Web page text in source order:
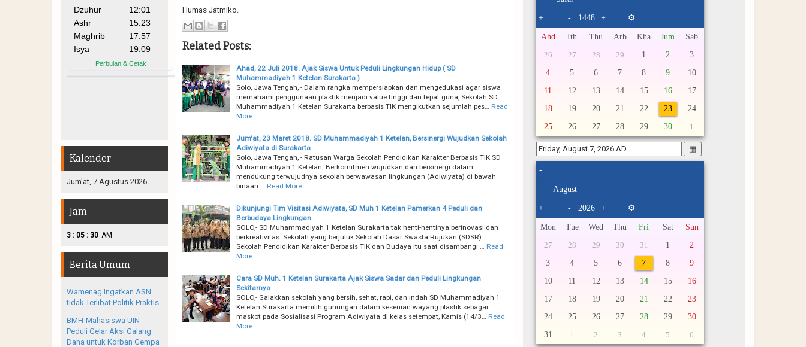
Humas Jatmiko.
Related Posts:
Ahad, 22 Juli 2018. Ajak Siswa Untuk Peduli Lingkungan Hidup ( SD
Muhammadiyah 1 Ketelan Surakarta )
Solo, Jawa Tengah, - Dalam rangka mempersiapkan dan mengedukasi agar siswa
memahami penggunaan plastik menjadi value tinggi dan tepat guna, Sekolah SD
Muhammadiyah 1 Ketelan Surakarta berbasis TIK mengikutkan sejumlah pes…
Read
More
Jum'at, 23 Maret 2018. SD Muhammadiyah 1 Ketelan, Bersinergi Wujudkan Sekolah
Adiwiyata di Surakarta
Solo, Jawa Tengah, - Ratusan Warga Sekolah Pendidikan Karakter Berbasis TIK SD
Muhammadiyah 1 Ketelan. Berkomitmen wujudkan dan bersinergi dalam
mendukung terwujudnya sekolah berwawasan lingkungan (Adiwiyata) di bawah
binaan …
Read More
Dikunjungi Tim Visitasi Adiwiyata, SD Muh 1 Ketelan Pamerkan 4 Peduli dan
Berbudaya Lingkungan
SOLO,- SD Muhammadiyah 1 Ketelan Surakarta tak henti-hentinya berinovasi dan
berkreativitas. Sekolah yang berjuluk Sekolah Dasar Swasta Rujukan (SDSR)
Sekolah Pendidikan Karakter Berbasis TIK dan Budaya itu saat disambangi …
Read
More
Cara SD Muh. 1 Ketelan Surakarta Ajak Siswa Sadar dan Peduli Lingkungan
Sekitarnya
SOLO,- Galakkan sekolah yang bersih, sehat, rapi, dan indah SD Muhammadiyah 1
Ketelan Surakarta memilih gunungan dalam kesenian wayang plastik sebagai
maskot pada Sosialisasi Program Adiwiyata di kelas setempat, Kamis (14/3…
Read
More
Kalender
Jum'at, 7 Agustus 2026
Jam
3 : 05 : 31 AM
Berita Umum
Wamenag Ingatkan ASN
tidak Terlibat Politik Praktis
BMH-Mahasiswa UIN
Peduli Gelar Aksi Galang
Dana untuk Korban Gempa
+ - + ⚙
Ahd Ith Thu Arb Kha Jum Sab
26 27 28 29 1 2
3
4
5 6 7 8 9
10
11
12 13 14 15 16
17
18
19 20 21 22 23
24
25
26 27 28 29 30 1
▦
-
+ - + ⚙
Mon Tue Wed Thu Fri Sat Sun
27 28 29 30 31 1
2
3
4 5 6 7 8
9
10
11 12 13 14 15
16
17
18 19 20 21 22
23
24
25 26 27 28 29
30
31
1 2 3 4 5 6